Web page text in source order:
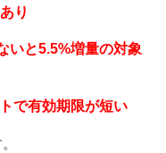
り
いと5.5%増量の対象
で有効期限が短い